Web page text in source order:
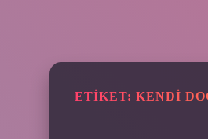
ETIKET: KENDI